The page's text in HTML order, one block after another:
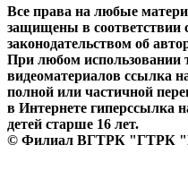
Все права на любые
защищены в соответствии
законодательством об
При любом использовании
видеоматериалов ссылка
полной или частичной
в Интернете гиперссылка
детей старше 16 лет.
© Филиал ВГТРК "ГТРК